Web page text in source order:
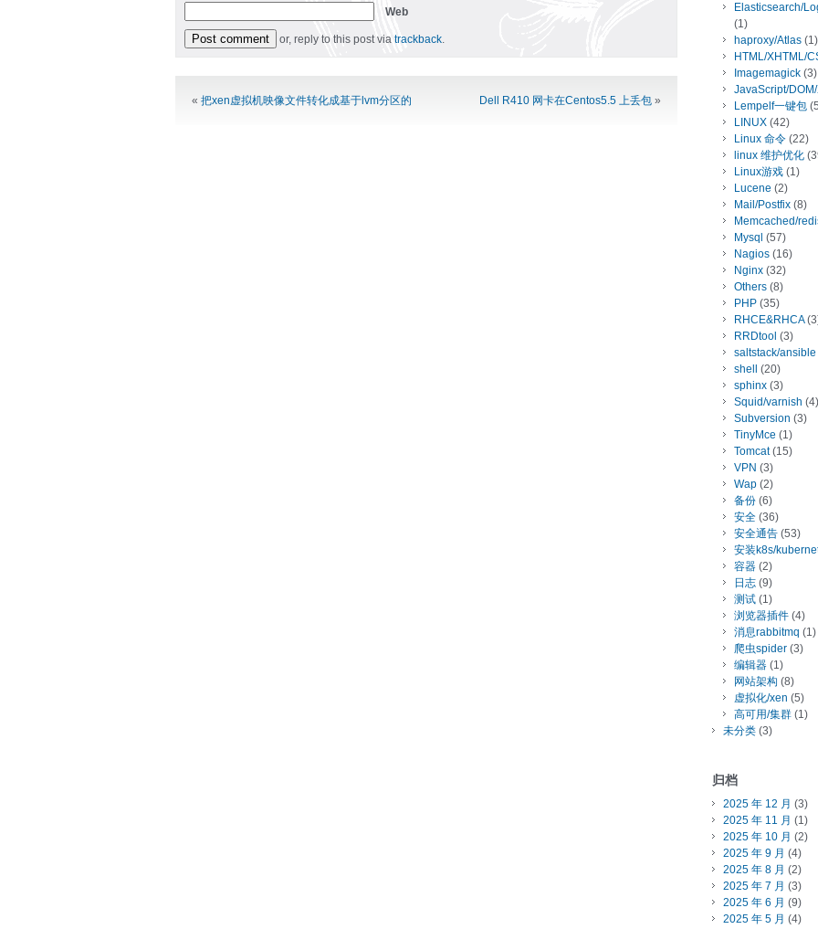
Web
or, reply to this post via trackback.
« 把xen虚拟机映像文件转化成基于lvm分区的 Dell R410 网卡在Centos5.5 上丢包 »
Elasticsearch/
(1)
haproxy/Atlas (1)
HTML/XHTML/
Imagemagick (3)
JavaScript/
Lempelf一键包
LINUX (42)
Linux 命令 (22)
linux 维护优化
Linux游戏 (1)
Lucene (2)
Mail/Postfix (8)
Memcached/
Mysql (57)
Nagios (16)
Nginx (32)
Others (8)
PHP (35)
RHCE&RHCA
RRDtool (3)
saltstack/ansible
shell
(20)
sphinx (3)
Squid/varnish (4)
Subversion (3)
TinyMce (1)
Tomcat(15)
VPN (3)
Wap (2)
备份 (6)
安全 (36)
安全通告 (53)
安装k8s/
容器 (2)
日志 (9)
测试 (1)
浏览器插件 (4)
消息rabbitmq (1)
爬虫spider (3)
编辑器 (1)
网站架构 (8)
虚拟化/xen (5)
高可用/集群 (1)
未分类 (3)
归档
2025 年 12 月 (3)
2025 年 11 月 (1)
2025 年 10 月 (2)
2025 年 9 月 (4)
2025 年 8 月 (2)
2025 年 7 月 (3)
2025 年 6 月 (9)
2025 年 5 月 (4)